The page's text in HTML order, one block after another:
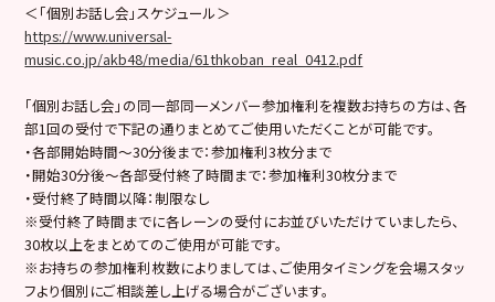
＜「個別お話し会」スケジュール＞
https://www.universal-
music.co.jp/akb48/media/61thkoban_real_0412.pdf
「個別お話し会」の同一部同一メンバー参加権利を複数お持ちの方は、各
部1回の受付で下記の通りまとめてご使用いただくことが可能です。
・各部開始時間～30分後まで：参加権利3枚分まで
・開始30分後〜各部受付終了時間まで：参加権利30枚分まで
・受付終了時間以降：制限なし
※受付終了時間までに各レーンの受付にお並びいただけていましたら、
30枚以上をまとめてのご使用が可能です。
※お持ちの参加権利枚数によりましては、ご使用タイミングを会場スタッ
フより個別にご相談差し上げる場合がございます。